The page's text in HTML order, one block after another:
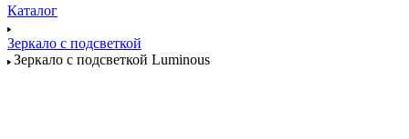
Каталог
Зеркало с подсветкой
Зеркало с подсветкой Luminous